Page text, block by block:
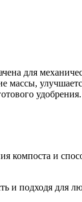
для
удобрения.
компоста и
и подходя для